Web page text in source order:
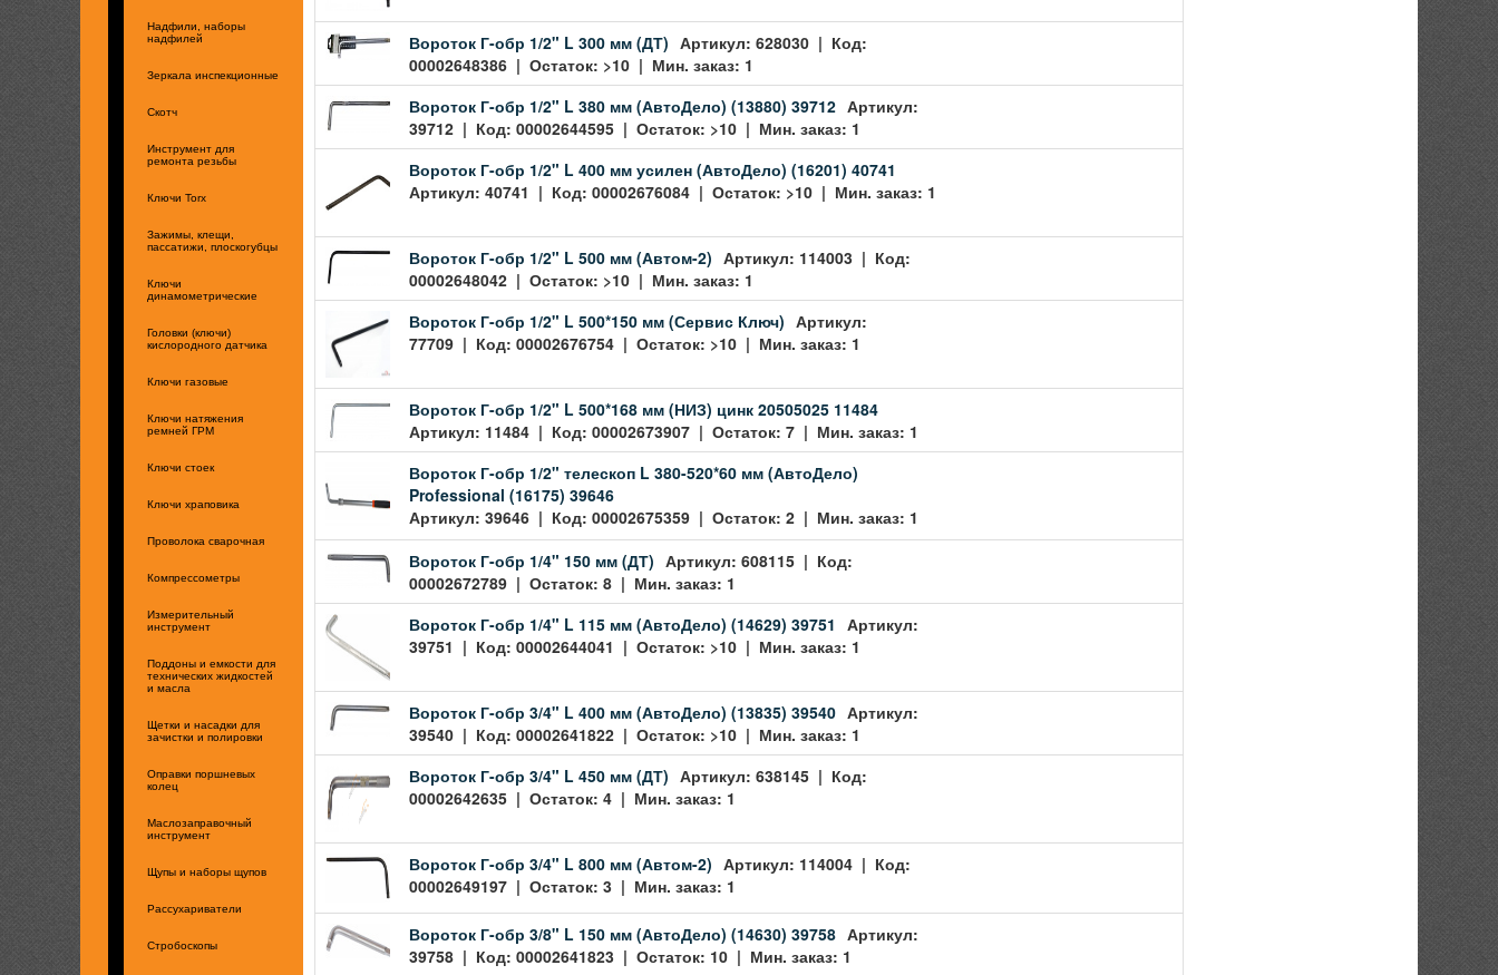
Надфили, наборы
надфилей
Зеркала инспекционные
Скотч
Инструмент для
ремонта резьбы
Ключи Torx
Зажимы, клещи,
пассатижи, плоскогубцы
Ключи
динамометрические
Головки (ключи)
кислородного датчика
Ключи газовые
Ключи натяжения
ремней ГРМ
Ключи стоек
Ключи храповика
Проволока сварочная
Компрессометры
Измерительный
инструмент
Поддоны и емкости для
технических жидкостей
и масла
Щетки и насадки для
зачистки и полировки
Оправки поршневых
колец
Маслозаправочный
инструмент
Щупы и наборы щупов
Рассухариватели
Стробоскопы
Вороток Г-обр 1/2" L 300 мм (ДТ) Артикул: 628030 | Код:
00002648386 | Остаток: >10 | Мин. заказ: 1
Вороток Г-обр 1/2" L 380 мм (АвтоДело) (13880) 39712 Артикул:
39712 | Код: 00002644595 | Остаток: >10 | Мин. заказ: 1
Вороток Г-обр 1/2" L 400 мм усилен (АвтоДело) (16201) 40741
Артикул: 40741 | Код: 00002676084 | Остаток: >10 | Мин. заказ: 1
Вороток Г-обр 1/2" L 500 мм (Автом-2) Артикул: 114003 | Код:
00002648042 | Остаток: >10 | Мин. заказ: 1
Вороток Г-обр 1/2" L 500*150 мм (Сервис Ключ) Артикул:
77709 | Код: 00002676754 | Остаток: >10 | Мин. заказ: 1
Вороток Г-обр 1/2" L 500*168 мм (НИЗ) цинк 20505025 11484
Артикул: 11484 | Код: 00002673907 | Остаток: 7 | Мин. заказ: 1
Вороток Г-обр 1/2" телескоп L 380-520*60 мм (АвтоДело)
Professional (16175) 39646
Артикул: 39646 | Код: 00002675359 | Остаток: 2 | Мин. заказ: 1
Вороток Г-обр 1/4" 150 мм (ДТ) Артикул: 608115 | Код:
00002672789 | Остаток: 8 | Мин. заказ: 1
Вороток Г-обр 1/4" L 115 мм (АвтоДело) (14629) 39751 Артикул:
39751 | Код: 00002644041 | Остаток: >10 | Мин. заказ: 1
Вороток Г-обр 3/4" L 400 мм (АвтоДело) (13835) 39540 Артикул:
39540 | Код: 00002641822 | Остаток: >10 | Мин. заказ: 1
Вороток Г-обр 3/4" L 450 мм (ДТ) Артикул: 638145 | Код:
00002642635 | Остаток: 4 | Мин. заказ: 1
Вороток Г-обр 3/4" L 800 мм (Автом-2) Артикул: 114004 | Код:
00002649197 | Остаток: 3 | Мин. заказ: 1
Вороток Г-обр 3/8" L 150 мм (АвтоДело) (14630) 39758 Артикул:
39758 | Код: 00002641823 | Остаток: 10 | Мин. заказ: 1